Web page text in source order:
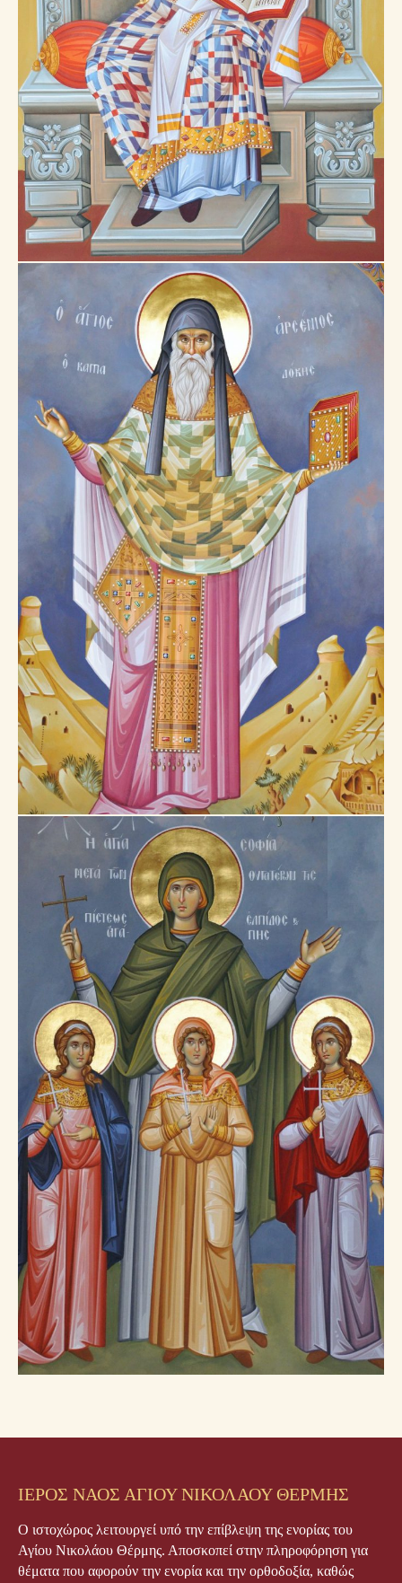
ΙΕΡΟΣ ΝΑΟΣ ΑΓΙΟΥ ΝΙΚΟΛΑΟΥ ΘΕΡΜΗΣ
Ο ιστοχώρος λειτουργεί υπό την επίβλεψη της ενορίας του
Αγίου Νικολάου Θέρμης. Αποσκοπεί στην πληροφόρηση για
θέματα που αφορούν την ενορία και την ορθοδοξία, καθώς